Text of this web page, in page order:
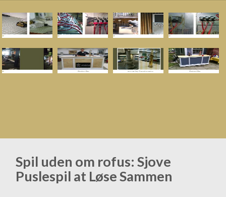
Spil uden om rofus: Sjove
Puslespil at Løse Sammen